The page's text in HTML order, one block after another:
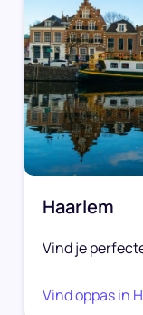
Haarlem
Vind je
Vind oppas in